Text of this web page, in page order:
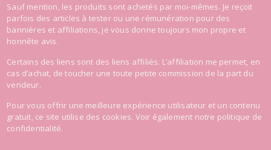
Sauf mention, les produits sont achetés par moi-mêmes. Je reçoit
parfois des articles à tester ou une rémunération pour des
bannières et affiliations, je vous donne toujours mon propre et
honnête avis.
Certains des liens sont des liens affiliés. L’affiliation me permet, en
cas d’achat, de toucher une toute petite commission de la part du
vendeur.
Pour vous offrir une meilleure expérience utilisateur et un contenu
gratuit, ce site utilise des cookies. Voir également notre politique de
confidentialité.